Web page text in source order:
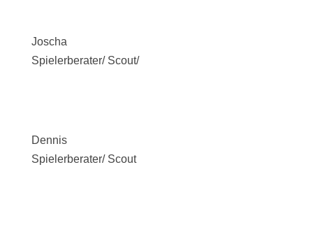
Joscha
Spielerberater/ Scout/
Dennis
Spielerberater/ Scout